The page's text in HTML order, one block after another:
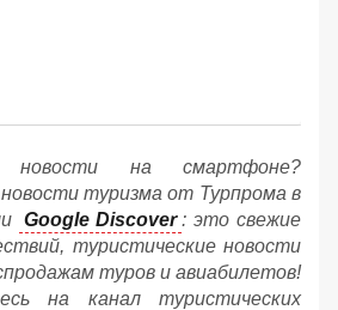
на смартфоне?
туризма от Турпрома в
Google Discover : это свежие
туристические новости
туров и авиабилетов!
на канал туристических